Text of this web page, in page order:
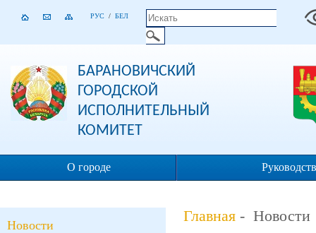
РУС / БЕЛ
БАРАНОВИЧСКИЙ
ГОРОДСКОЙ
ИСПОЛНИТЕЛЬНЫЙ
КОМИТЕТ
О городе
Новости
Главная - Новости